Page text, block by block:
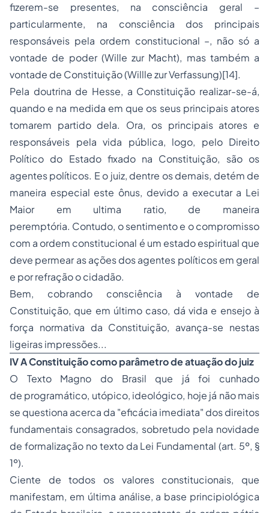
fizerem-se presentes, na consciência geral –
particularmente, na consciência dos principais
responsáveis pela ordem constitucional –, não só a
vontade de poder (Wille zur Macht), mas também a
vontade de Constituição (Willle zur Verfassung)[14].
Pela doutrina de Hesse, a Constituição realizar-se-á,
quando e na medida em que os seus principais atores
tomarem partido dela. Ora, os principais atores e
responsáveis pela vida pública, logo, pelo Direito
Político do Estado fixado na Constituição, são os
agentes políticos. E o juiz, dentre os demais, detém de
maneira especial este ônus, devido a executar a Lei
Maior em ultima ratio, de maneira
peremptória. Contudo, o sentimento e o compromisso
com a ordem constitucional é um estado espiritual que
deve permear as ações dos agentes políticos em geral
e por refração o cidadão.
Bem, cobrando consciência à vontade de
Constituição, que em último caso, dá vida e ensejo à
força normativa da Constituição, avança-se nestas
ligeiras impressões...
IV A Constituição como parâmetro de atuação do juiz
O Texto Magno do Brasil que já foi cunhado
de programático, utópico, ideológico, hoje já não mais
se questiona acerca da "eficácia imediata" dos direitos
fundamentais consagrados, sobretudo pela novidade
de formalização no texto da Lei Fundamental (art. 5º, §
1º).
Ciente de todos os valores constitucionais, que
manifestam, em última análise, a base principiológica